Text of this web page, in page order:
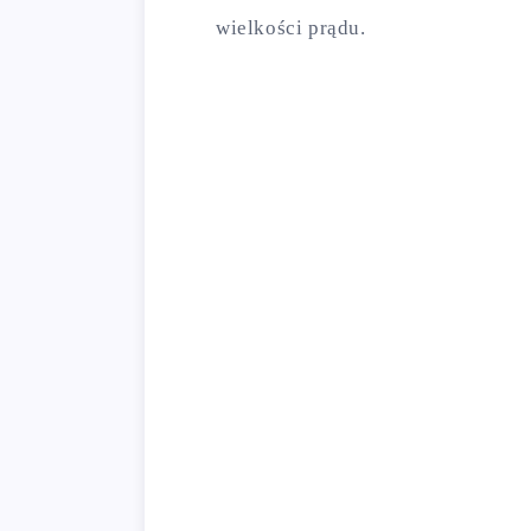
wielkości prądu.